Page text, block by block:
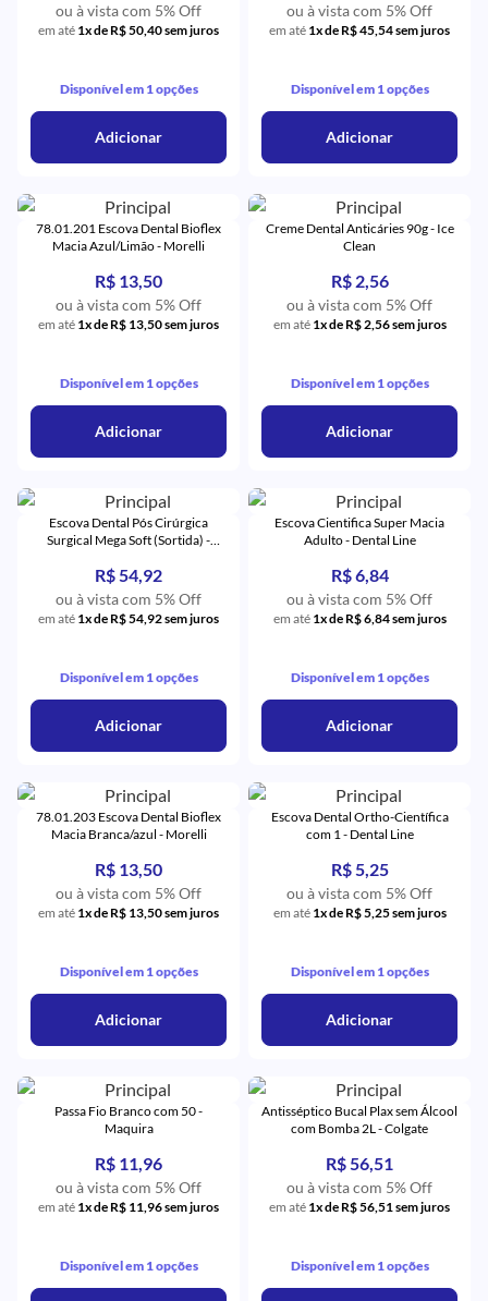
ou à vista com 5% Off
em até 1x de R$ 50,40 sem juros
Disponível em 1 opções
Adicionar
ou à vista com 5% Off
em até 1x de R$ 45,54 sem juros
Disponível em 1 opções
Adicionar
78.01.201 Escova Dental Bioflex
Macia Azul/Limão - Morelli
R$ 13,50
ou à vista com 5% Off
em até 1x de R$ 13,50 sem juros
Disponível em 1 opções
Adicionar
Creme Dental Anticáries 90g - Ice
Clean
R$ 2,56
ou à vista com 5% Off
em até 1x de R$ 2,56 sem juros
Disponível em 1 opções
Adicionar
Escova Dental Pós Cirúrgica
Surgical Mega Soft (Sortida) -
R$ 54,92
ou à vista com 5% Off
em até 1x de R$ 54,92 sem juros
Disponível em 1 opções
Adicionar
Escova Cientifica Super Macia
Adulto - Dental Line
R$ 6,84
ou à vista com 5% Off
em até 1x de R$ 6,84 sem juros
Disponível em 1 opções
Adicionar
78.01.203 Escova Dental Bioflex
Macia Branca/azul - Morelli
R$ 13,50
ou à vista com 5% Off
em até 1x de R$ 13,50 sem juros
Disponível em 1 opções
Adicionar
Escova Dental Ortho-Científica
com 1 - Dental Line
R$ 5,25
ou à vista com 5% Off
em até 1x de R$ 5,25 sem juros
Disponível em 1 opções
Adicionar
Passa Fio Branco com 50 -
Maquira
R$ 11,96
ou à vista com 5% Off
em até 1x de R$ 11,96 sem juros
Disponível em 1 opções
Antisséptico Bucal Plax sem Álcool
com Bomba 2L - Colgate
R$ 56,51
ou à vista com 5% Off
em até 1x de R$ 56,51 sem juros
Disponível em 1 opções